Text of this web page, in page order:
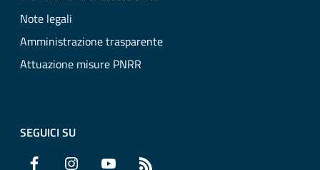
Note legali
Amministrazione trasparente
Attuazione misure PNRR
SEGUICI SU
Facebook Instagram YouTube